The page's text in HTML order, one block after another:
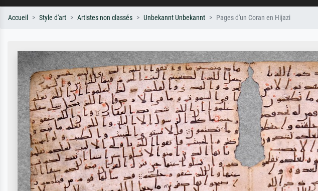
Accueil Style d'art Artistes non classés Unbekannt Unbekannt Pages d'un Coran en Hijazi